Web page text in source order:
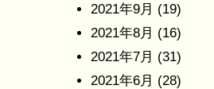
2021年9月 (19)
2021年8月 (16)
2021年7月 (31)
2021年6月 (28)